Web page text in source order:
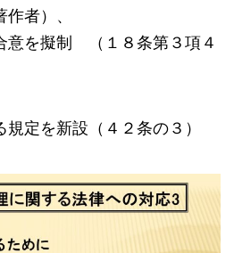
者）、
意を擬制 （１８条第３項４
規定を新設（４２条の３）